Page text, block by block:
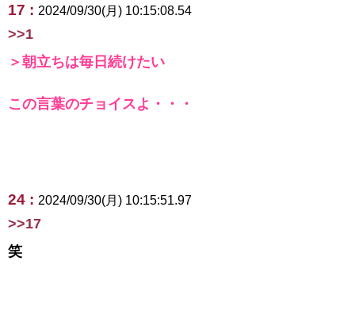
17 : 2024/09/30(月) 10:15:08.54
>>1
＞朝立ちは毎日続けたい
この言葉のチョイスよ・・・
24 : 2024/09/30(月) 10:15:51.97
>>17
笑